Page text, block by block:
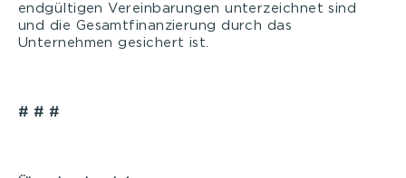
endgültigen Vereinbarungen unterzeichnet sind
und die Gesamtfinanzierung durch das
Unternehmen gesichert ist.
# # #